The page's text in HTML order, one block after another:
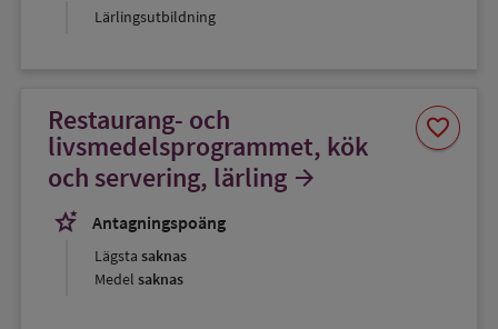
Lärlingsutbildning
Restaurang- och
livsmedelsprogrammet, kök
och servering, lärling arrow_forward
stars_2
Antagningspoäng
Lägsta saknas
Medel saknas
favorite
Spara
som